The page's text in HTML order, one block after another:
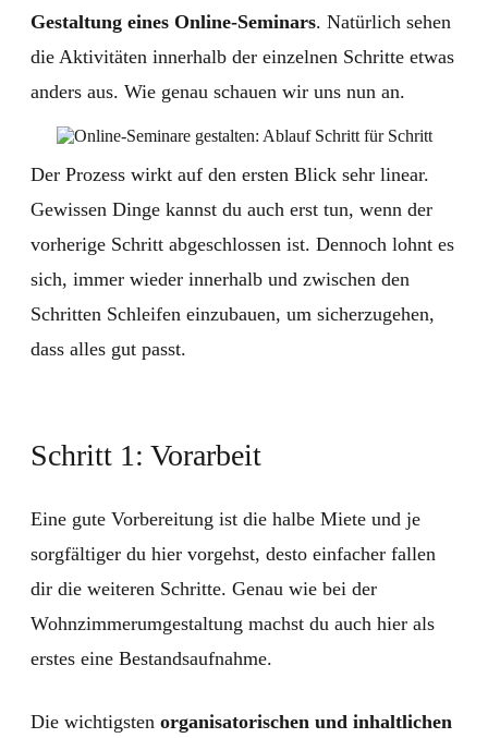
Gestaltung eines Online-Seminars. Natürlich sehen
die Aktivitäten innerhalb der einzelnen Schritte etwas
anders aus. Wie genau schauen wir uns nun an.
Der Prozess wirkt auf den ersten Blick sehr linear.
Gewissen Dinge kannst du auch erst tun, wenn der
vorherige Schritt abgeschlossen ist. Dennoch lohnt es
sich, immer wieder innerhalb und zwischen den
Schritten Schleifen einzubauen, um sicherzugehen,
dass alles gut passt.
Schritt 1: Vorarbeit
Eine gute Vorbereitung ist die halbe Miete und je
sorgfältiger du hier vorgehst, desto einfacher fallen
dir die weiteren Schritte. Genau wie bei der
Wohnzimmerumgestaltung machst du auch hier als
erstes eine Bestandsaufnahme.
Die wichtigsten organisatorischen und inhaltlichen